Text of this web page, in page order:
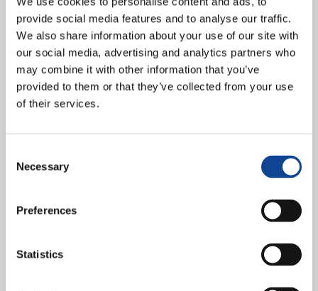
provide social media features and to analyse our traffic.
We also share information about your use of our site with
our social media, advertising and analytics partners who
may combine it with other information that you’ve
provided to them or that they’ve collected from your use
of their services.
Selection
Necessary
Preferences
Statistics
proposta di N. H. all’ONU
In occasione della 50ª sessione della Commissione per lo Sviluppo
Sociale, ottiene ampio spazio e interesse la proposta di New
continua a leggere
Parigi: Colloquio UNESCO sulla